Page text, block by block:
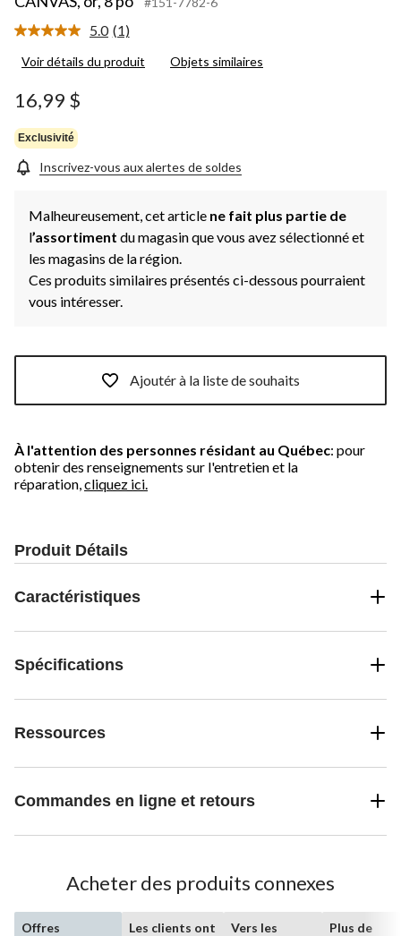
5.0 Lire
commentaire.
(1)
Voir détails du produit Objets similaires
16,99 $
Exclusivité
Inscrivez-vous aux alertes de soldes
Malheureusement, cet article ne fait plus partie de
l’assortiment du magasin que vous avez sélectionné et
les magasins de la région.
Ces produits similaires présentés ci-dessous pourraient
vous intéresser.
Ajoutér à la liste de souhaits
À l'attention des personnes résidant au Québec: pour
obtenir des renseignements sur l'entretien et la
réparation, cliquez ici.
Produit Détails
Caractéristiques
Spécifications
Ressources
Commandes en ligne et retours
Acheter des produits connexes
Offres Les clients ont Vers les Plus de